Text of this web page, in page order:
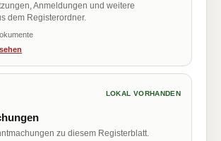
Anmeldungen und weitere
dem Registerordner.
LOKAL VORHANDEN
zu diesem Registerblatt.